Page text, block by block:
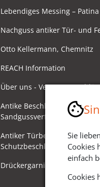
Lebendiges Messing –
Nachguss antiker Tür- und
Otto Kellermann, Chemnitz
REACH Information
Über uns - Ventano
Antike Beschläge -
Sandgussverfahren
Antiker Türbeschlag als
Schutzbeschlag/
Drückergarnituren mit
Sie
Cookies
einfach
Cookies